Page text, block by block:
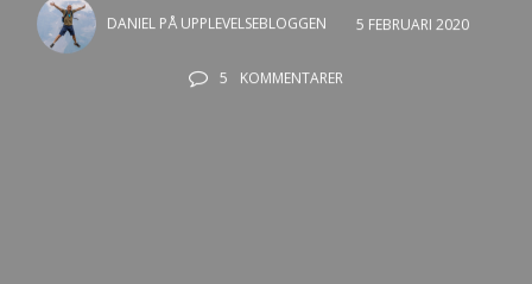
DANIEL PÅ UPPLEVELSEBLOGGEN 5 FEBRUARI 2020
5 KOMMENTARER